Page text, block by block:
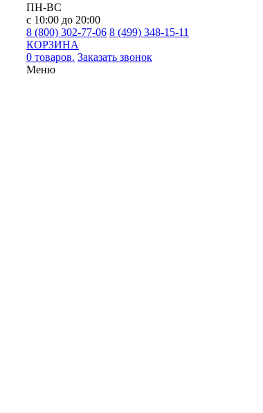
ПН-ВС
с 10:00 до 20:00
8 (800) 302-77-06 8 (499) 348-15-11
КОРЗИНА
0 товаров. Заказать звонок
Меню